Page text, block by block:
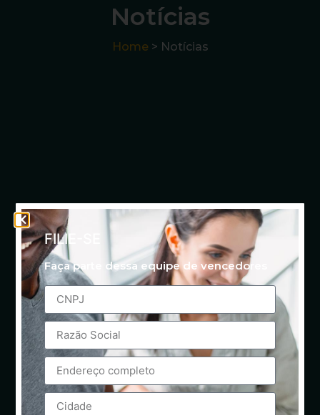
Notícias
Home > Notícias
FILIE-SE
Faça parte dessa equipe de vencedores